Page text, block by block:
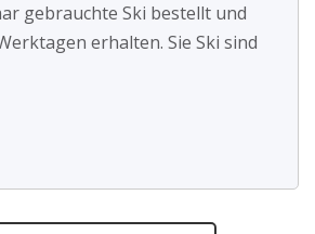
gebrauchte Ski bestellt und
erhalten. Sie Ski sind